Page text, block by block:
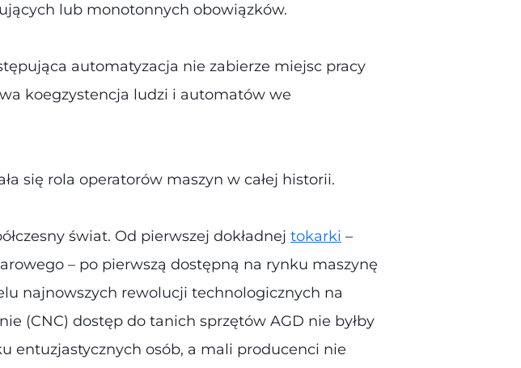
lub monotonnych obowiązków.
automatyzacja nie zabierze miejsc pracy
koegzystencja ludzi i automatów we
się rola operatorów maszyn w całej historii.
świat. Od pierwszej dokładnej tokarki –
– po pierwszą dostępną na rynku maszynę
najnowszych rewolucji technologicznych na
(CNC) dostęp do tanich sprzętów AGD nie byłby
entuzjastycznych osób, a mali producenci nie